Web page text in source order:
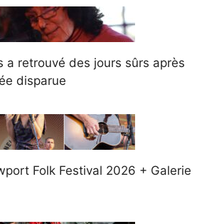
a retrouvé des jours sûrs après
disparue
Folk Festival 2026 + Galerie